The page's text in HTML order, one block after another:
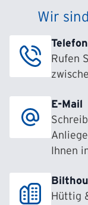
Wir
Telefon
Rufen
E-Mail
Ihnen
Hüttig